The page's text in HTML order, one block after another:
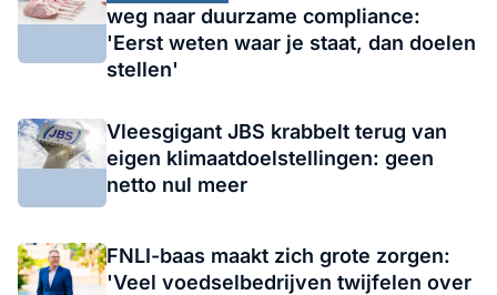
weg naar duurzame compliance:
'Eerst weten waar je staat, dan doelen
stellen'
Vleesgigant JBS krabbelt terug van
eigen klimaatdoelstellingen: geen
netto nul meer
FNLI-baas maakt zich grote zorgen:
'Veel voedselbedrijven twijfelen over